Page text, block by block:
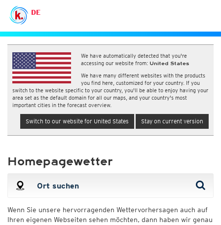
DE
We have automatically detected that you're
accessing our website from: United States
We have many different websites with the products
you find here, customized for your country. If you
switch to the website specific to your country, you'll be able to enjoy having your
area set as the default domain for all our maps, and your country's most
important cities in the forecast overview.
Switch to our website for United States Stay on current version
Homepagewetter
Wenn Sie unsere hervorragenden Wettervorhersagen auch auf
Ihren eigenen Webseiten sehen möchten, dann haben wir genau